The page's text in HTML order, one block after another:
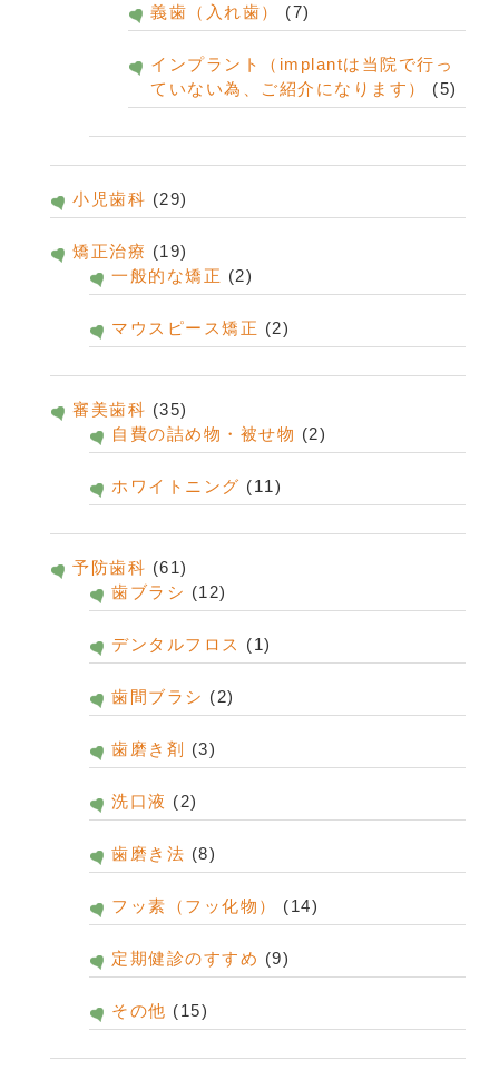
義歯（入れ歯）
(7)
インプラント（implantは当院で行っ
ていない為、ご紹介になります）
(5)
小児歯科 (29)
矯正治療 (19)
一般的な矯正 (2)
マウスピース矯正 (2)
審美歯科 (35)
自費の詰め物・被せ物 (2)
ホワイトニング (11)
予防歯科 (61)
歯ブラシ (12)
デンタルフロス (1)
歯間ブラシ (2)
歯磨き剤 (3)
洗口液 (2)
歯磨き法 (8)
フッ素（フッ化物） (14)
定期健診のすすめ (9)
その他 (15)